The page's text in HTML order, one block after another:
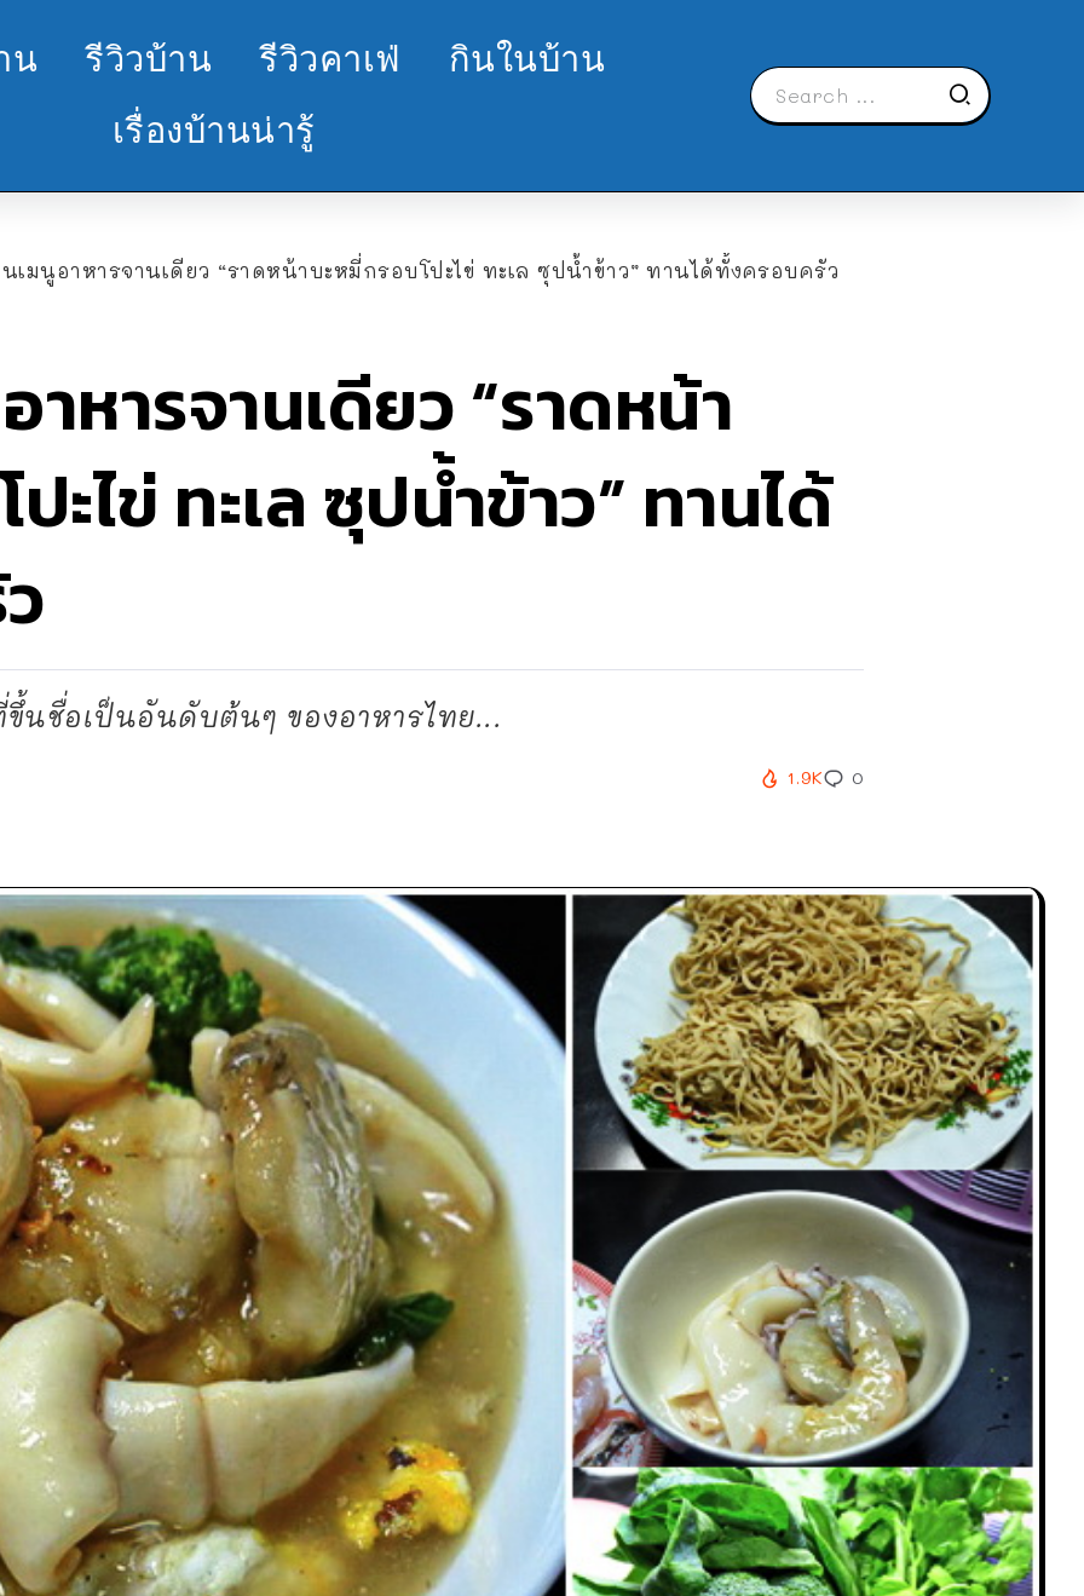
น รีวิวบ้าน รีวิวคาเฟ่
กินในบ้าน
เรื่องบ้านน่ารู้
เมนูอาหารจานเดียว “ราดหน้าบะหมี่กรอบโปะไข่ ทะเล ซุปน้ำข้าว” ทานได้ทั้งครอบครัว
หารจานเดียว “ราดหน้า
ะไข่ ทะเล ซุปน้ำข้าว” ทานได้
นชื่อเป็นอันดับต้นๆ ของอาหารไทย...
1.9K 0